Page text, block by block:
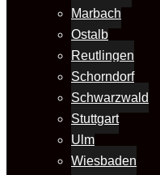
Marbach
Ostalb
Reutlingen
Schorndorf
Schwarzwald
Stuttgart
Ulm
Wiesbaden